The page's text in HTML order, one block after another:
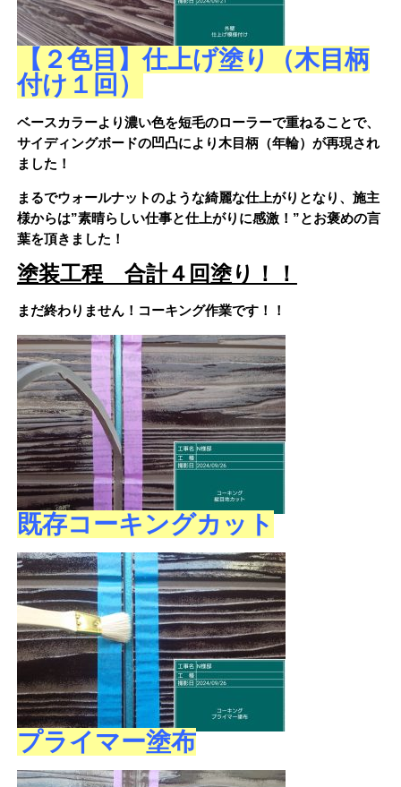
【２色目】仕上げ塗り（木目柄
付け１回）
ベースカラーより濃い色を短毛のローラーで重ねることで、
サイディングボードの凹凸により木目柄（年輪）が再現され
ました！
まるでウォールナットのような綺麗な仕上がりとなり、施主
様からは”素晴らしい仕事と仕上がりに感激！”とお褒めの言
葉を頂きました！
塗装工程 合計４回塗り！！
まだ終わりません！コーキング作業です！！
既存コーキングカット
プライマー塗布